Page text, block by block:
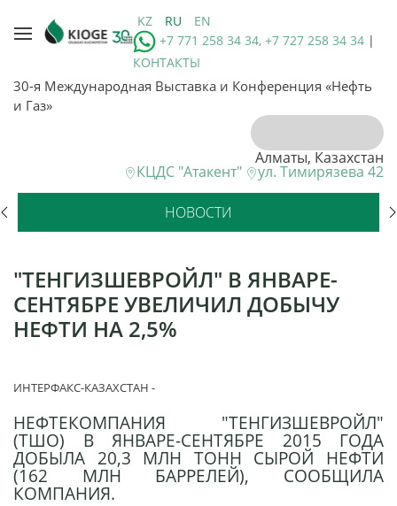
KZ RU
EN
+7 771 258 34 34, +7 727 258 34 34 |
КОНТАКТЫ
30-я Международная Выставка и Конференция «Нефть
и Газ»
Алматы, Казахстан
КЦДС "Атакент" ул. Тимирязева 42
НОВОСТИ
"ТЕНГИЗШЕВРОЙЛ" В ЯНВАРЕ-
СЕНТЯБРЕ УВЕЛИЧИЛ ДОБЫЧУ
НЕФТИ НА 2,5%
ИНТЕРФАКС-КАЗАХСТАН -
НЕФТЕКОМПАНИЯ "ТЕНГИЗШЕВРОЙЛ"
(ТШО) В ЯНВАРЕ-СЕНТЯБРЕ 2015 ГОДА
ДОБЫЛА 20,3 МЛН ТОНН СЫРОЙ НЕФТИ
(162 МЛН БАРРЕЛЕЙ), СООБЩИЛА
КОМПАНИЯ.